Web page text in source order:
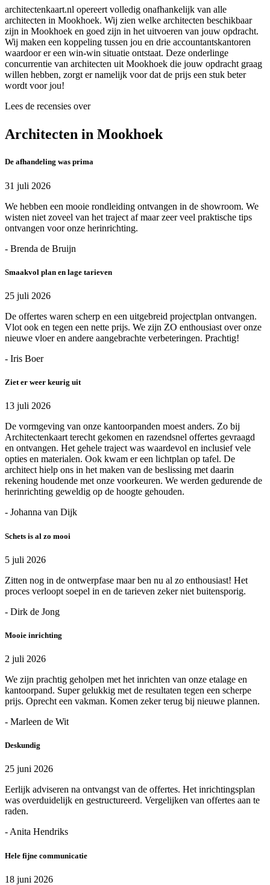
architectenkaart.nl opereert volledig onafhankelijk van alle
architecten in Mookhoek. Wij zien welke architecten beschikbaar
zijn in Mookhoek en goed zijn in het uitvoeren van jouw opdracht.
Wij maken een koppeling tussen jou en drie accountantskantoren
waardoor er een win-win situatie ontstaat. Deze onderlinge
concurrentie van architecten uit Mookhoek die jouw opdracht graag
willen hebben, zorgt er namelijk voor dat de prijs een stuk beter
wordt voor jou!
Lees de recensies over
Architecten in Mookhoek
De afhandeling was prima
31 juli 2026
We hebben een mooie rondleiding ontvangen in de showroom. We
wisten niet zoveel van het traject af maar zeer veel praktische tips
ontvangen voor onze herinrichting.
- Brenda de Bruijn
Smaakvol plan en lage tarieven
25 juli 2026
De offertes waren scherp en een uitgebreid projectplan ontvangen.
Vlot ook en tegen een nette prijs. We zijn ZO enthousiast over onze
nieuwe vloer en andere aangebrachte verbeteringen. Prachtig!
- Iris Boer
Ziet er weer keurig uit
13 juli 2026
De vormgeving van onze kantoorpanden moest anders. Zo bij
Architectenkaart terecht gekomen en razendsnel offertes gevraagd
en ontvangen. Het gehele traject was waardevol en inclusief vele
opties en materialen. Ook kwam er een lichtplan op tafel. De
architect hielp ons in het maken van de beslissing met daarin
rekening houdende met onze voorkeuren. We werden gedurende de
herinrichting geweldig op de hoogte gehouden.
- Johanna van Dijk
Schets is al zo mooi
5 juli 2026
Zitten nog in de ontwerpfase maar ben nu al zo enthousiast! Het
proces verloopt soepel in en de tarieven zeker niet buitensporig.
- Dirk de Jong
Mooie inrichting
2 juli 2026
We zijn prachtig geholpen met het inrichten van onze etalage en
kantoorpand. Super gelukkig met de resultaten tegen een scherpe
prijs. Oprecht een vakman. Komen zeker terug bij nieuwe plannen.
- Marleen de Wit
Deskundig
25 juni 2026
Eerlijk adviseren na ontvangst van de offertes. Het inrichtingsplan
was overduidelijk en gestructureerd. Vergelijken van offertes aan te
raden.
- Anita Hendriks
Hele fijne communicatie
18 juni 2026